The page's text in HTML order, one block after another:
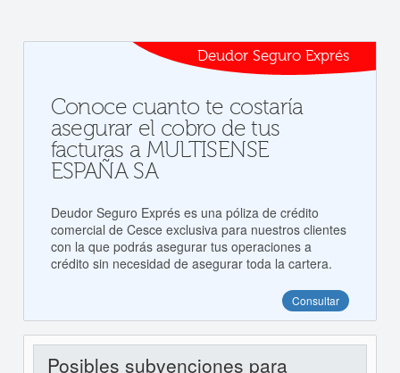
Deudor Seguro Exprés
Conoce cuanto te costaría
asegurar el cobro de tus
facturas a MULTISENSE
ESPAÑA SA
Deudor Seguro Exprés es una póliza de crédito
comercial de Cesce exclusiva para nuestros clientes
con la que podrás asegurar tus operaciones a
crédito sin necesidad de asegurar toda la cartera.
Consultar
Posibles subvenciones para